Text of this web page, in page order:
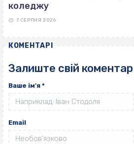
коледжу
7 СЕРПНЯ 2026
КОМЕНТАРІ
Залиште свій коментар
Ваше ім'я *
Email